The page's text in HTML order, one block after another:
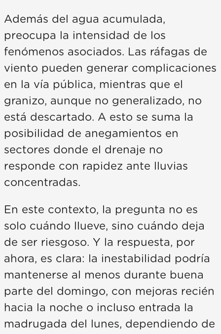
Además del agua acumulada,
preocupa la intensidad de los
fenómenos asociados. Las ráfagas de
viento pueden generar complicaciones
en la vía pública, mientras que el
granizo, aunque no generalizado, no
está descartado. A esto se suma la
posibilidad de anegamientos en
sectores donde el drenaje no
responde con rapidez ante lluvias
concentradas.
En este contexto, la pregunta no es
solo cuándo llueve, sino cuándo deja
de ser riesgoso. Y la respuesta, por
ahora, es clara: la inestabilidad podría
mantenerse al menos durante buena
parte del domingo, con mejoras recién
hacia la noche o incluso entrada la
madrugada del lunes, dependiendo de